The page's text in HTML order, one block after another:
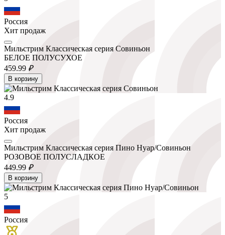
Россия
Хит продаж
Мильстрим Классическая серия Совиньон
БЕЛОЕ ПОЛУСУХОЕ
459.99 ₽
В корзину
4.9
Россия
Хит продаж
Мильстрим Классическая серия Пино Нуар/Совиньон
РОЗОВОЕ ПОЛУСЛАДКОЕ
449.99 ₽
В корзину
5
Россия